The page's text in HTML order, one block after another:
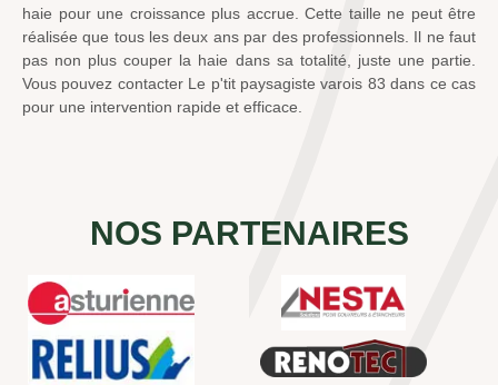
haie pour une croissance plus accrue. Cette taille ne peut être
réalisée que tous les deux ans par des professionnels. Il ne faut
pas non plus couper la haie dans sa totalité, juste une partie.
Vous pouvez contacter Le p'tit paysagiste varois 83 dans ce cas
pour une intervention rapide et efficace.
NOS PARTENAIRES